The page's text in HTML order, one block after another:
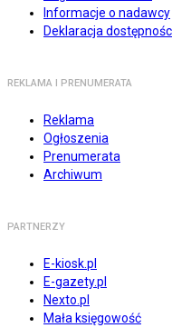
Informacje o nadawcy
Deklaracja
REKLAMA I PRENUMERATA
Reklama
Ogłoszenia
Prenumerata
Archiwum
PARTNERZY
E-kiosk.pl
E-gazety.pl
Nexto.pl
Mała księgowość